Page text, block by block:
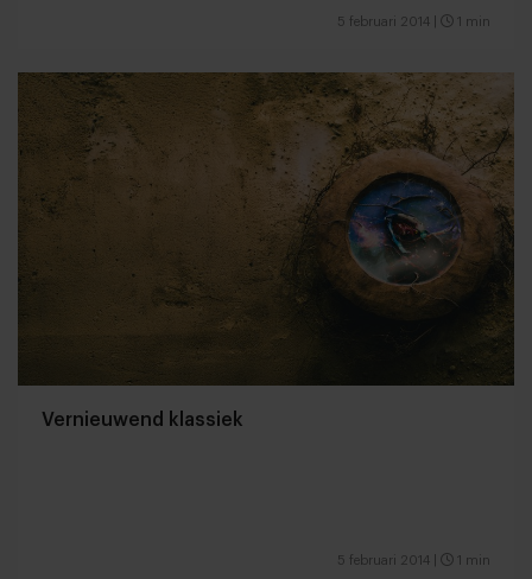
5 februari 2014 1 min
Vernieuwend klassiek
5 februari 2014 1 min